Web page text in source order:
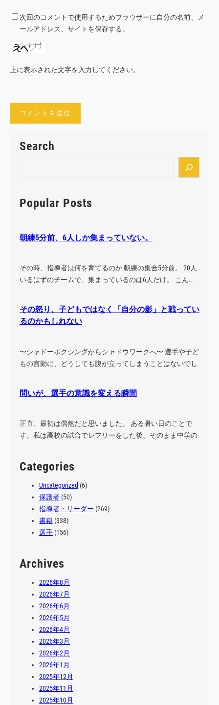
次回のコメントで使用するためブラウザーに自分の名前、メ
ールアドレス、サイトを保存する。
上に表示された文字を入力してください。
Search
r
cPopular Posts
朝練5分前、6人しか集まっていない。
その時、指導者は何を育てるのか 朝練の集合5分前。 20人
いるはずのチームで、集まっているのは6人だけ。 こん…
その怒り、子どもではなく「自分の影」と戦ってい
るのかもしれない
〜シャドーボクシングからシャドウワークへ〜 選手や子ど
もの言動に、どうしても腹が立ってしまうことはないでし
問いが、選手の意識を変える瞬間
正直、最初は偶然だと思いました。 ある暑い日のことで
す。私は高校の試合でレフリーをした後、そのまま中学の
Categories
Uncategorized (6)
保護者 (50)
指導者・リーダー (269)
書籍 (338)
選手 (156)
Archives
2026年8月
2026年7月
2026年6月
2026年5月
2026年4月
2026年3月
2026年2月
2026年1月
2025年12月
2025年11月
2025年10月